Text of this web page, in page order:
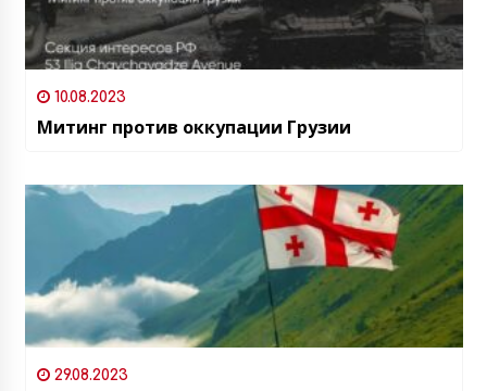
10.08.2023
Митинг против оккупации Грузии
29.08.2023